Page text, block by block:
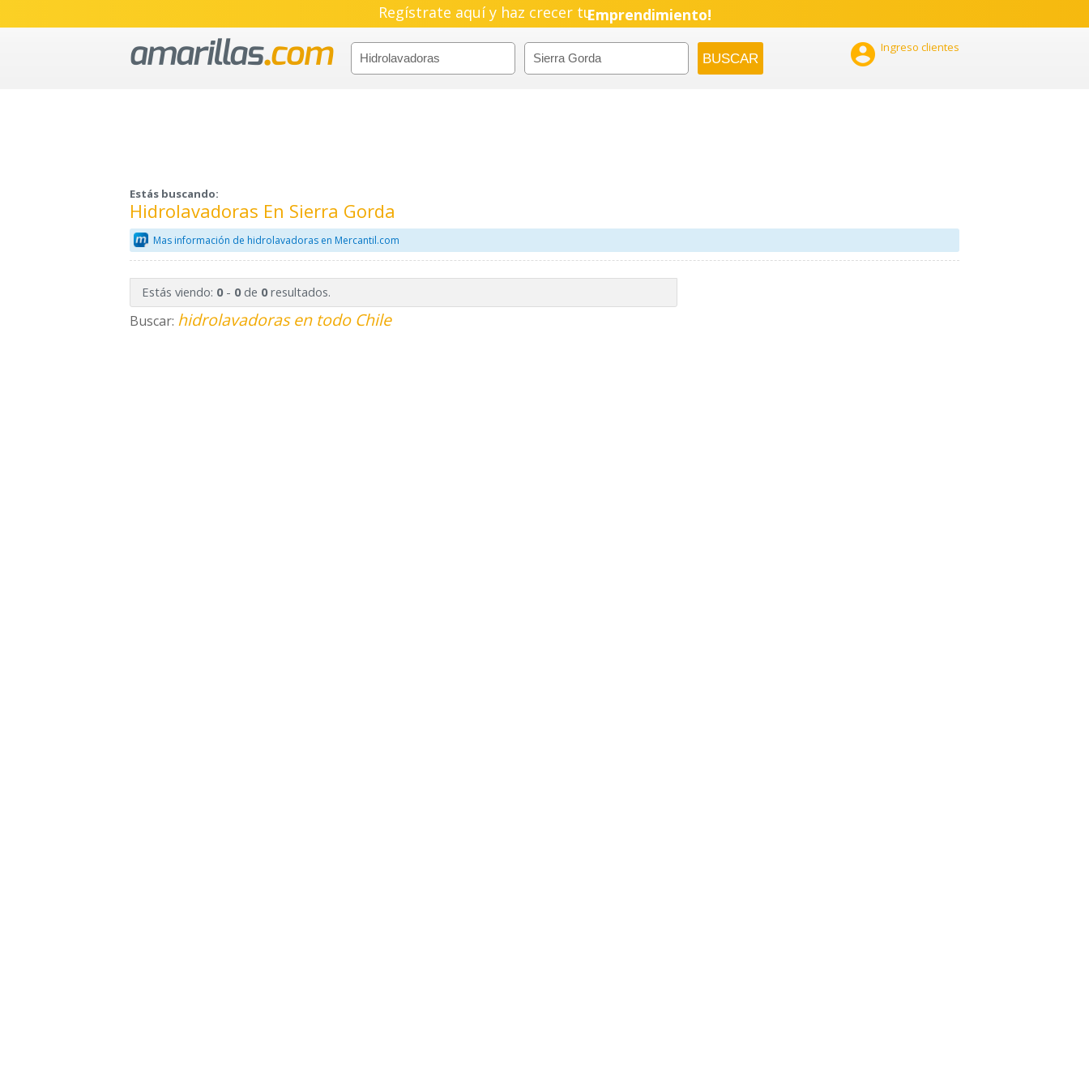
Regístrate aquí y haz crecer tuEmprendimiento!
 Ingreso clientes
Estás buscando:
Hidrolavadoras En Sierra Gorda
Mas información de hidrolavadoras en Mercantil.com
Estás viendo: 0- 0de 0resultados.
Buscar: hidrolavadoras en todo Chile